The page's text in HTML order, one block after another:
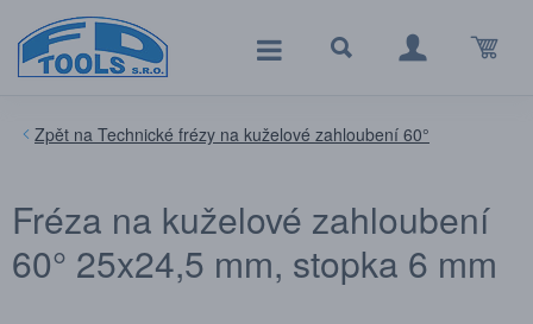
Technické frézy na kuželové zahloubení 60°
Fréza na kuželové zahloubení
60° 25x24,5 mm, stopka 6 mm